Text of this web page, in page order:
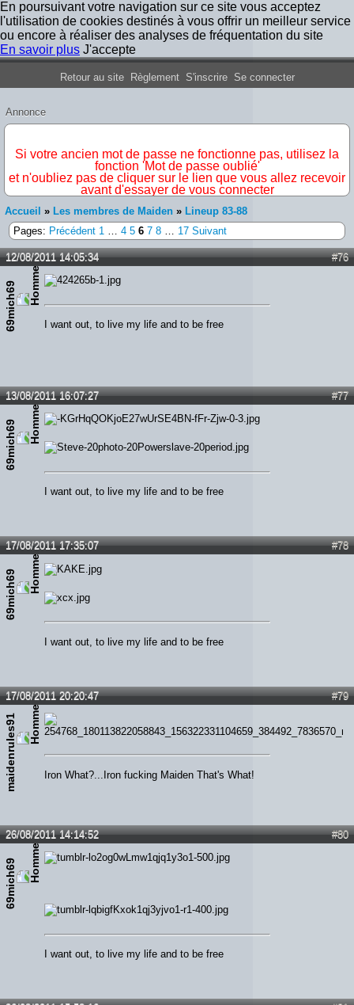
En poursuivant votre navigation sur ce site vous acceptez
l'utilisation de cookies destinés à vous offrir un meilleur service
ou encore à réaliser des analyses de fréquentation du site
En savoir plus J'accepte
Forum Iron Maiden France
Retour au site Règlement S'inscrire Se connecter
Annonce
Si votre ancien mot de passe ne fonctionne pas, utilisez la
fonction 'Mot de passe oublié'
et n'oubliez pas de cliquer sur le lien que vous allez recevoir
avant d'essayer de vous connecter
Accueil » Les membres de Maiden » Lineup 83-88
Pages: Précédent 1 … 4 5 6 7 8 … 17 Suivant
#76
12/08/2011 14:05:34
69mich69 I want out, to live my life and to be free
#77
13/08/2011 16:07:27
69mich69
I want out, to live my life and to be free
#78
17/08/2011 17:35:07
69mich69
I want out, to live my life and to be free
#79
17/08/2011 20:20:47
maidenrules91 Iron What?...Iron fucking Maiden That's What!
#80
26/08/2011 14:14:52
69mich69
I want out, to live my life and to be free